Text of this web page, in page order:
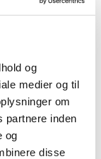
og
medier og til
om
partnere inden
og
disse
i
kan
vedligeholdt.
hundens